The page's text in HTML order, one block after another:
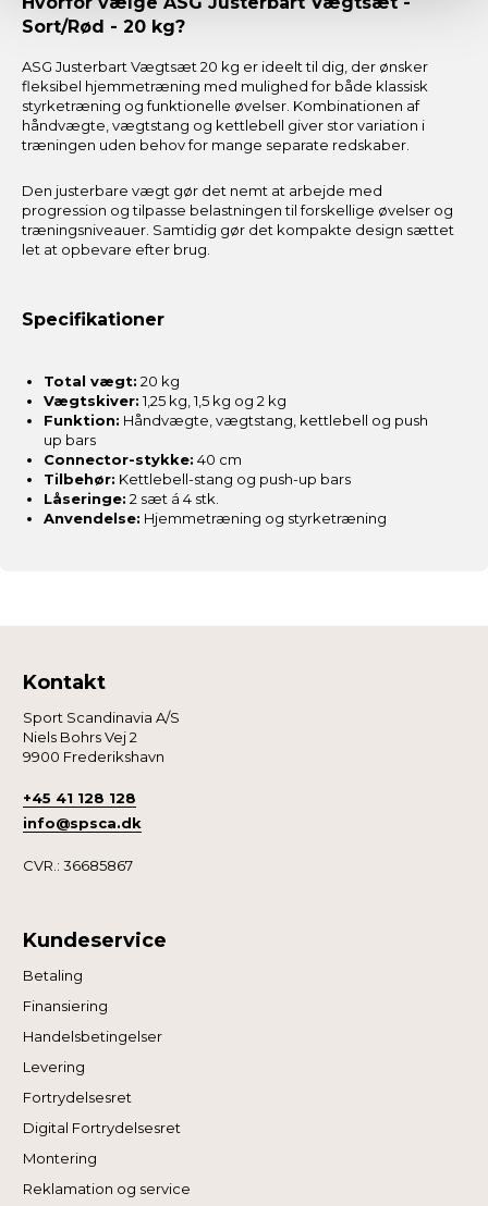
Sort/Rød - 20 kg?
ASG Justerbart Vægtsæt 20 kg er ideelt til dig, der ønsker
fleksibel hjemmetræning med mulighed for både klassisk
styrketræning og funktionelle øvelser. Kombinationen af
håndvægte, vægtstang og kettlebell giver stor variation i
træningen uden behov for mange separate redskaber.
Den justerbare vægt gør det nemt at arbejde med
progression og tilpasse belastningen til forskellige øvelser og
træningsniveauer. Samtidig gør det kompakte design sættet
let at opbevare efter brug.
Specifikationer
Total vægt: 20 kg
Vægtskiver:1,25 kg, 1,5 kg og 2 kg
Funktion: Håndvægte, vægtstang, kettlebell og push
up bars
Connector-stykke: 40 cm
Tilbehør: Kettlebell-stang og push-up bars
Låseringe: 2 sæt á 4 stk.
Anvendelse: Hjemmetræning og styrketræning
Kontakt
Sport Scandinavia A/S
Niels Bohrs Vej 2
9900 Frederikshavn
+45 41 128 128
info@spsca.dk
CVR.: 36685867
Kundeservice
Betaling
Finansiering
Handelsbetingelser
Levering
Fortrydelsesret
Digital Fortrydelsesret
Montering
Reklamation og service